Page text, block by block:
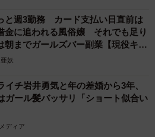
と週3勤務 カード支払い日直前は
に追われる風俗嬢 それでも足り
朝までガールズバー副業【現役キャ
】
妖
イチ岩井勇気と年の差婚から3年、
ガール髪バッサリ「ショート似合い
ディア